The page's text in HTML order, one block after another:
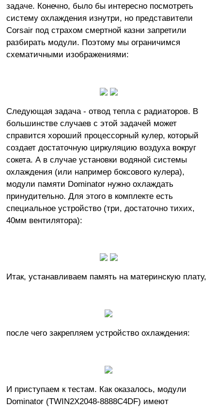
задаче. Конечно, было бы интересно посмотреть
систему охлаждения изнутри, но представители
Corsair под страхом смертной казни запретили
разбирать модули. Поэтому мы ограничимся
схематичными изображениями:
Следующая задача - отвод тепла с радиаторов. В
большинстве случаев с этой задачей может
справится хороший процессорный кулер, который
создает достаточную циркуляцию воздуха вокруг
сокета. А в случае установки водяной системы
охлаждения (или например боксового кулера),
модули памяти Dominator нужно охлаждать
принудительно. Для этого в комплекте есть
специальное устройство (три, достаточно тихих,
40мм вентилятора):
Итак, устанавливаем память на материнскую плату,
после чего закрепляем устройство охлаждения:
И приступаем к тестам. Как оказалось, модули
Dominator (TWIN2X2048-8888C4DF) имеют